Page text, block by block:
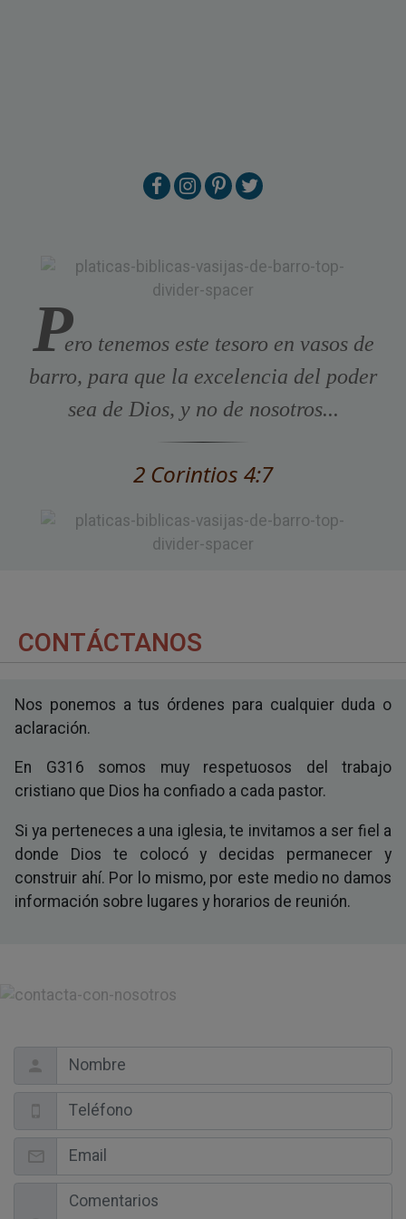
Pero tenemos este tesoro en vasos de
barro, para que la excelencia del poder
sea de Dios, y no de nosotros...
2 Corintios 4:7
CONTÁCTANOS
Nos ponemos a tus órdenes para cualquier duda o
aclaración.
En G316 somos muy respetuosos del trabajo
cristiano que Dios ha confiado a cada pastor.
Si ya perteneces a una iglesia, te invitamos a ser fiel a
donde Dios te colocó y decidas permanecer y
construir ahí. Por lo mismo, por este medio no damos
información sobre lugares y horarios de reunión.